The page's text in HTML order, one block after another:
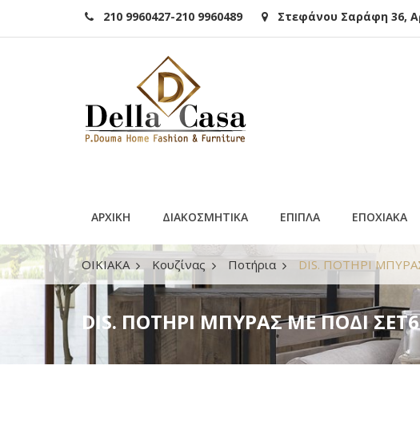
210 9960427-210 9960489 Στεφάνου Σαράφη 36,
ΑΡΧΙΚΗ ΔΙΑΚΟΣΜΗΤΙΚΑ ΕΠΙΠΛΑ ΕΠΟΧΙΑΚΑ
ΟΙΚΙΑΚΑ Κουζίνας Ποτήρια DIS. ΠΟΤΗΡΙ
DIS. ΠΟΤΗΡΙ ΜΠΥΡΑΣ ΜΕ ΠΟΔΙ ΣΕΤ6